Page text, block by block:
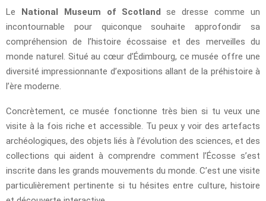
Le National Museum of Scotland se dresse comme un
incontournable pour quiconque souhaite approfondir sa
compréhension de l’histoire écossaise et des merveilles du
monde naturel. Situé au cœur d’Édimbourg, ce musée offre une
diversité impressionnante d’expositions allant de la préhistoire à
l’ère moderne.
Concrètement, ce musée fonctionne très bien si tu veux une
visite à la fois riche et accessible. Tu peux y voir des artefacts
archéologiques, des objets liés à l’évolution des sciences, et des
collections qui aident à comprendre comment l’Écosse s’est
inscrite dans les grands mouvements du monde. C’est une visite
particulièrement pertinente si tu hésites entre culture, histoire